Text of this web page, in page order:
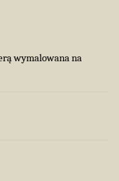
wymalowana na